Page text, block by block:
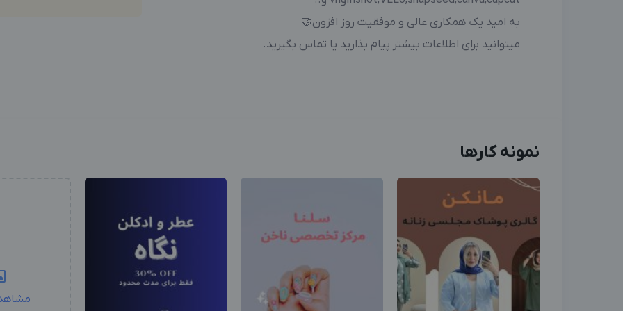
به امید یک همکاری عالی و موفقیت روز افزون🤝
میتوانید برای اطلاعات بیشتر پیام بذارید یا تماس بگیرید.
نمونه کارها